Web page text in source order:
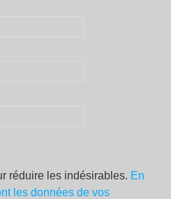
réduire les indésirables. En
les données de vos